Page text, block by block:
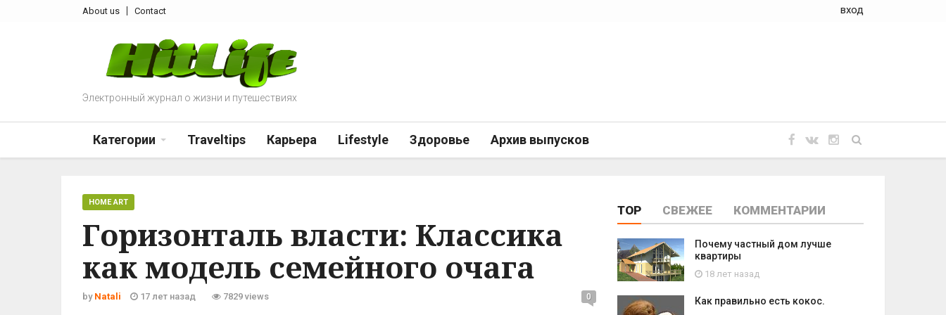
About us Contact вход
Электронный журнал о жизни и путешествиях
Категории Traveltips Карьера Lifestyle Здоровье Архив выпусков
Горизонталь власти: Классика
как модель семейного очага
HOME ART
by Natali 17 лет назад 7829 views 0
TOP СВЕЖЕЕ КОММЕНТАРИИ
Почему частный дом лучше
квартиры
18 лет назад
Как правильно есть кокос.